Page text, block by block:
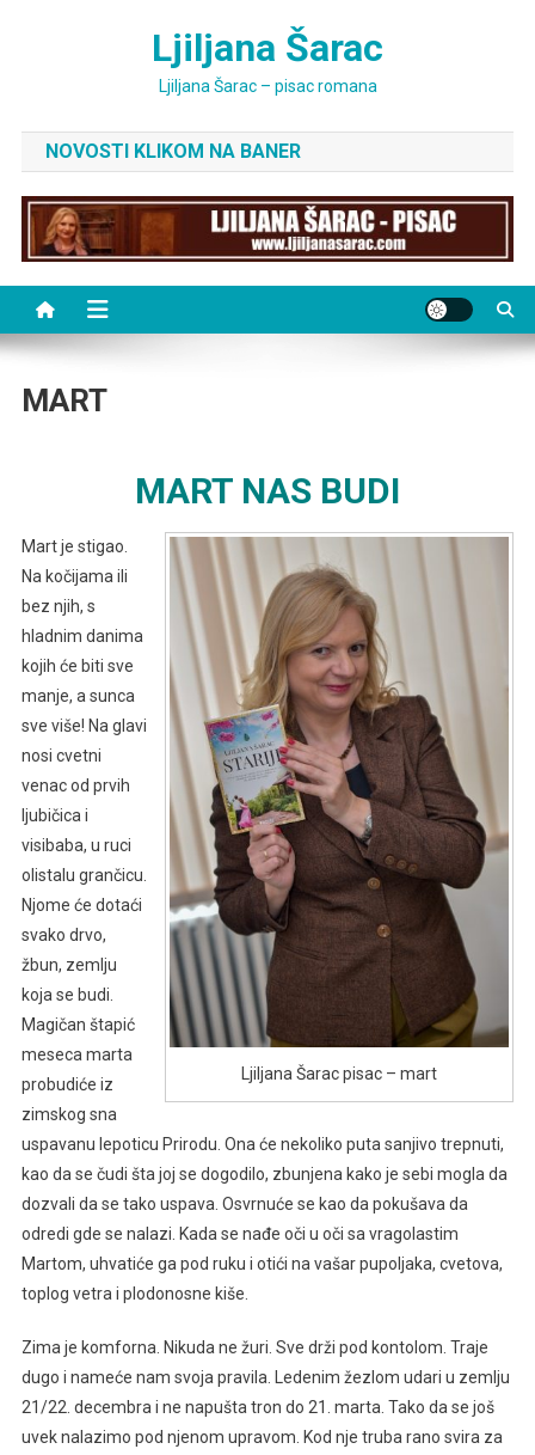
Ljiljana Šarac
Ljiljana Šarac – pisac romana
NOVOSTI KLIKOM NA BANER
MART
MART NAS BUDI
Ljiljana Šarac pisac – mart
Mart je stigao.
Na kočijama ili
bez njih, s
hladnim danima
kojih će biti sve
manje, a sunca
sve više! Na glavi
nosi cvetni
venac od prvih
ljubičica i
visibaba, u ruci
olistalu grančicu.
Njome će dotaći
svako drvo,
žbun, zemlju
koja se budi.
Magičan štapić
meseca marta
probudiće iz
zimskog sna
uspavanu lepoticu Prirodu. Ona će nekoliko puta sanjivo trepnuti,
kao da se čudi šta joj se dogodilo, zbunjena kako je sebi mogla da
dozvali da se tako uspava. Osvrnuće se kao da pokušava da
odredi gde se nalazi. Kada se nađe oči u oči sa vragolastim
Martom, uhvatiće ga pod ruku i otići na vašar pupoljaka, cvetova,
toplog vetra i plodonosne kiše.
Zima je komforna. Nikuda ne žuri. Sve drži pod kontolom. Traje
dugo i nameće nam svoja pravila. Ledenim žezlom udari u zemlju
21/22. decembra i ne napušta tron do 21. marta. Tako da se još
uvek nalazimo pod njenom upravom. Kod nje truba rano svira za